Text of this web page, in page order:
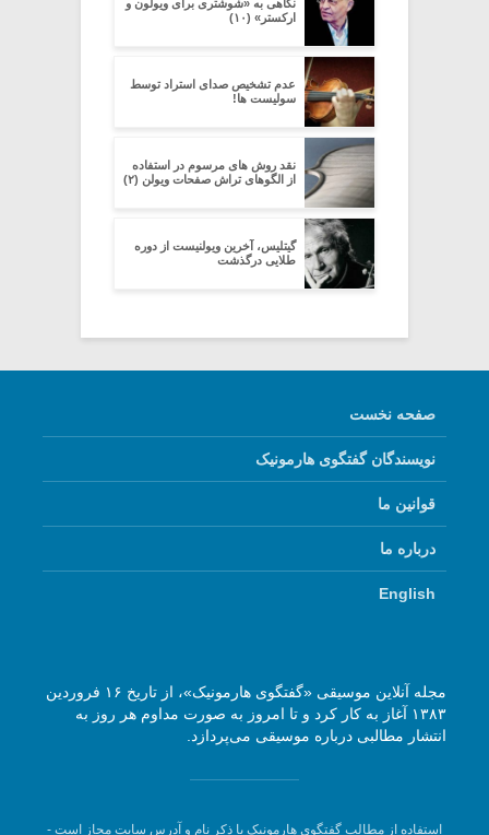
نگاهی به «شوشتری برای ویولون و
ارکستر» (۱۰)
عدم تشخیص صدای استراد توسط
سولیست ها!
نقد روش های مرسوم در استفاده
از الگوهای تراش صفحات ویولن (۲)
گیتلیس، آخرین ویولنیست از دوره
طلایی درگذشت
صفحه نخست
نویسندگان گفتگوی هارمونیک
قوانین ما
درباره ما
English
مجله آنلاین موسیقی «گفتگوی هارمونیک»، از تاریخ ۱۶ فروردین
۱۳۸۳ آغاز به کار کرد و تا امروز به صورت مداوم هر روز به
انتشار مطالبی درباره موسیقی می‌پردازد.
استفاده از مطالب گفتگوی هارمونیک با ذکر نام و آدرس سایت مجاز است -